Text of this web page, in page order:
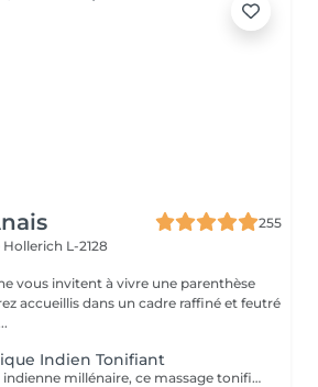
255
Hollerich L-2128
vous invitent à vivre une parenthèse
Indien Tonifiant
Inspiré de la tradition indienne millénaire, ce massage tonifiant à l'huile chaude propose une alternance des rythmes variés. Profitez des fragrances de vanille et cardamome de ce soin qui soulage vos muscles, facilite le sommeil profond et laisse la peau soyeuse.